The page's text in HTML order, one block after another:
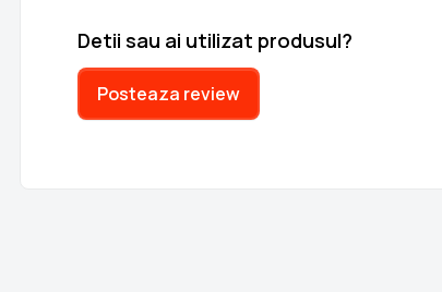
Detii sau ai utilizat produsul?
Posteaza review